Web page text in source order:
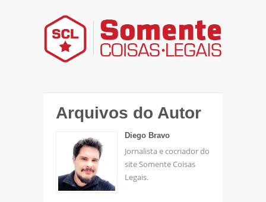
Arquivos do Autor
Diego Bravo
Jornalista e cocriador do
site Somente Coisas
Legais.